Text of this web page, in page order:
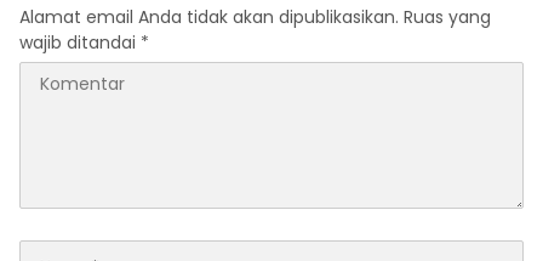
Alamat email Anda tidak akan dipublikasikan. Ruas yang
wajib ditandai *